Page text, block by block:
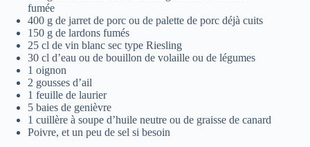
fumée
400 g de jarret de porc ou de palette de porc déjà cuits
150 g de lardons fumés
25 cl de vin blanc sec type Riesling
30 cl d’eau ou de bouillon de volaille ou de légumes
1 oignon
2 gousses d’ail
1 feuille de laurier
5 baies de genièvre
1 cuillère à soupe d’huile neutre ou de graisse de canard
Poivre, et un peu de sel si besoin